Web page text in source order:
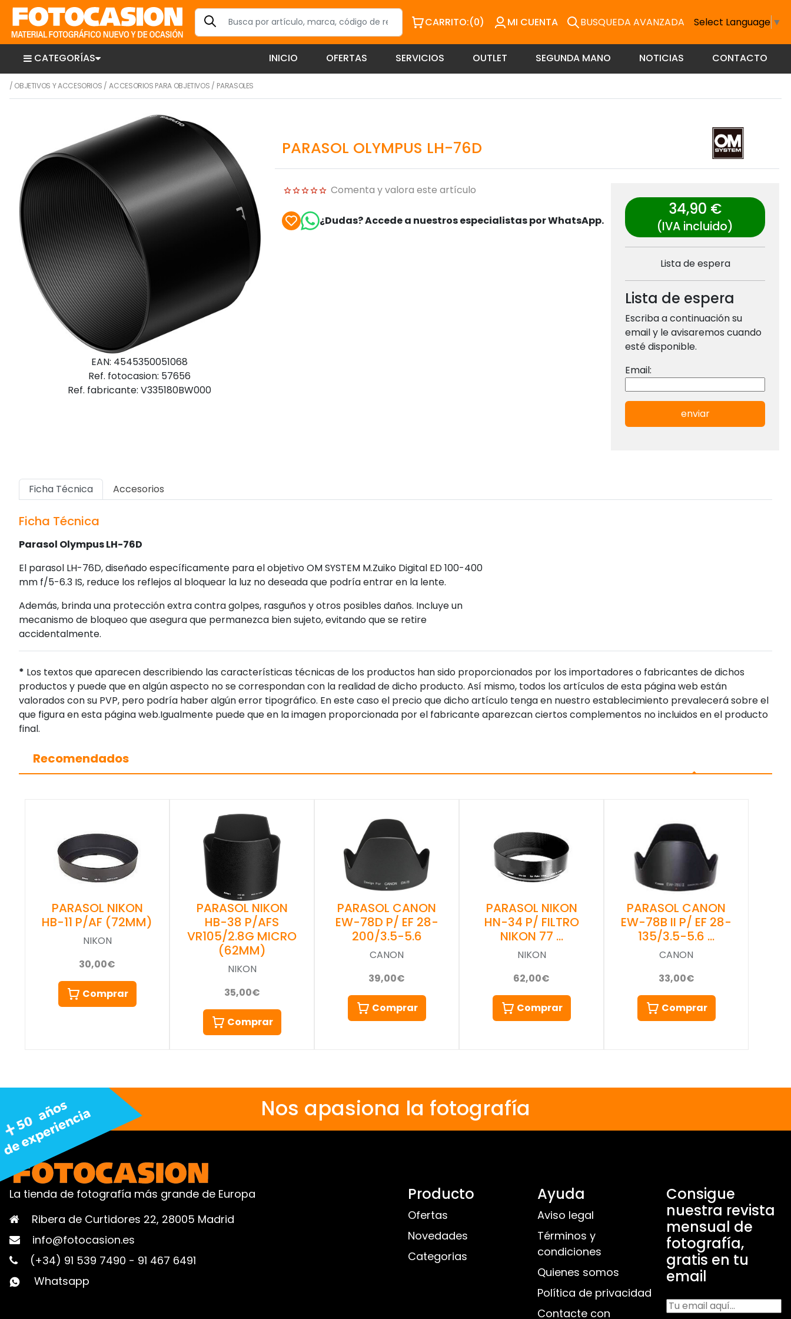
CARRITO:(0) MI CUENTA BUSQUEDA AVANZADA Select Language ▼
CATEGORÍAS INICIO OFERTAS SERVICIOS OUTLET SEGUNDA MANO NOTICIAS CONTACTO
/ OBJETIVOS Y ACCESORIOS /ACCESORIOS PARA OBJETIVOS / PARASOLES
EAN: 4545350051068
Ref. fotocasion: 57656
Ref. fabricante: V335180BW000
PARASOL OLYMPUS LH-76D
Comenta y valora este artículo
¿Dudas? Accede a nuestros especialistas por WhatsApp.
34,90 €
(IVA incluido)
Lista de espera
Lista de espera
Escriba a continuación su
email y le avisaremos cuando
esté disponible.
Email:
enviar
Ficha Técnica Accesorios
Ficha Técnica
Parasol Olympus LH-76D
El parasol LH-76D, diseñado específicamente para el objetivo OM SYSTEM M.Zuiko Digital ED 100-400
mm f/5-6.3 IS, reduce los reflejos al bloquear la luz no deseada que podría entrar en la lente.
Además, brinda una protección extra contra golpes, rasguños y otros posibles daños. Incluye un
mecanismo de bloqueo que asegura que permanezca bien sujeto, evitando que se retire
accidentalmente.
* Los textos que aparecen describiendo las características técnicas de los productos han sido proporcionados por los importadores o fabricantes de dichos
productos y puede que en algún aspecto no se correspondan con la realidad de dicho producto. Así mismo, todos los artículos de esta página web están
valorados con su PVP, pero podría haber algún error tipográfico. En este caso el precio que dicho artículo tenga en nuestro establecimiento prevalecerá sobre el
que figura en esta página web.Igualmente puede que en la imagen proporcionada por el fabricante aparezcan ciertos complementos no incluidos en el producto
final.
Recomendados
PARASOL NIKON
HB-11 P/AF (72MM)
NIKON
30,00€
Comprar
PARASOL NIKON
HB-38 P/AFS
VR105/2.8G MICRO
(62MM)
NIKON
35,00€
Comprar
PARASOL CANON
EW-78D P/ EF 28-
200/3.5-5.6
CANON
39,00€
Comprar
PARASOL NIKON
HN-34 P/ FILTRO
NIKON 77 …
NIKON
62,00€
Comprar
PARASOL CANON
EW-78B II P/ EF 28-
135/3.5-5.6 …
CANON
33,00€
Comprar
Nos apasiona la fotografía
La tienda de fotografía más grande de Europa
Ribera de Curtidores 22, 28005 Madrid
info@fotocasion.es
(+34) 91 539 7490 - 91 467 6491
Whatsapp
Producto
Ofertas
Novedades
Categorias
Ayuda
Aviso legal
Términos y
condiciones
Quienes somos
Política de privacidad
Contacte con
Consigue
nuestra revista
mensual de
fotografía,
gratis en tu
email